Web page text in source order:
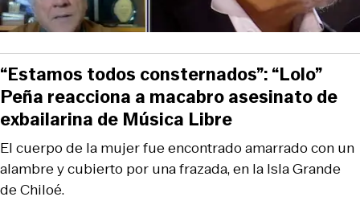
El cuerpo de la mujer fue encontrado amarrado con un
alambre y cubierto por una frazada, en la Isla Grande
de Chiloé.
“Estamos todos consternados”: “Lolo”
Peña reacciona a macabro asesinato de
exbailarina de Música Libre